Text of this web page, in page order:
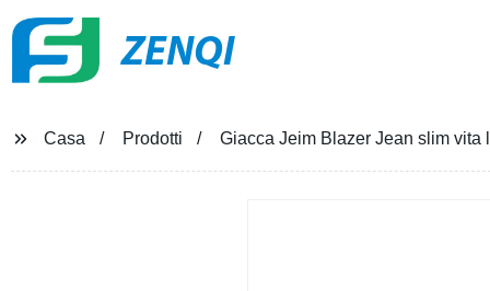
ZENQI
Casa Prodotti Giacca Jeim Blazer Jean slim vita